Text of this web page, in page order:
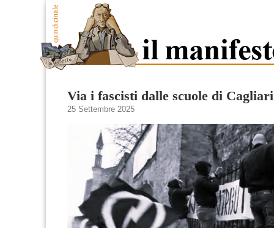
Via i fascisti dalle scuole di Cagliari
25 Settembre 2025